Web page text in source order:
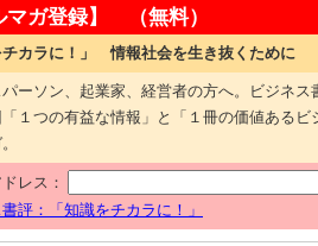
マガ登録】 （無料）
チカラに！」 情報社会を生き抜くために
パーソン、起業家、経営者の方へ。ビジネ
「１つの有益な情報」と「１冊の価値ある
レス：
評：「知識をチカラに！」